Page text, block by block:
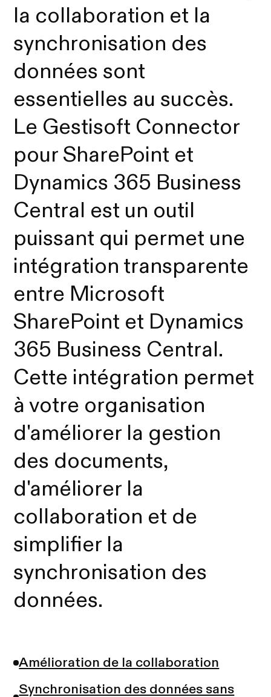
la collaboration et la
synchronisation des
données sont
essentielles au succès.
Le Gestisoft Connector
pour SharePoint et
Dynamics 365 Business
Central est un outil
puissant qui permet une
intégration transparente
entre Microsoft
SharePoint et Dynamics
365 Business Central.
Cette intégration permet
à votre organisation
d'améliorer la gestion
des documents,
d'améliorer la
collaboration et de
simplifier la
synchronisation des
données.
Amélioration de la collaboration
Synchronisation des données sans